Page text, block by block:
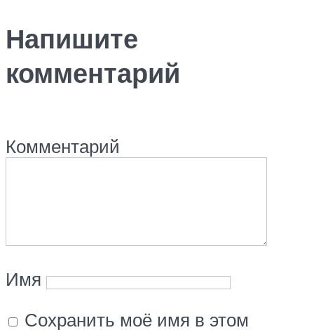
Напишите
комментарий
Комментарий
Имя
Сохранить моё имя в этом